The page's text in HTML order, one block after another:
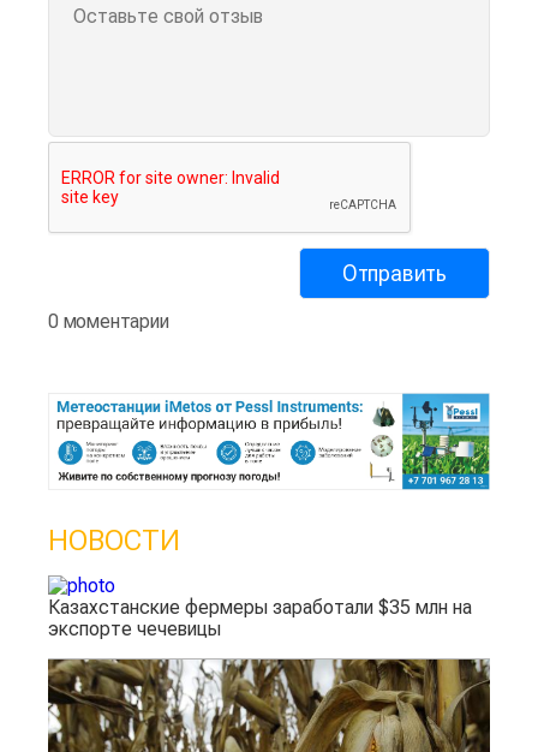
0 моментарии
НОВОСТИ
Казахстанские фермеры заработали $35 млн на
экспорте чечевицы